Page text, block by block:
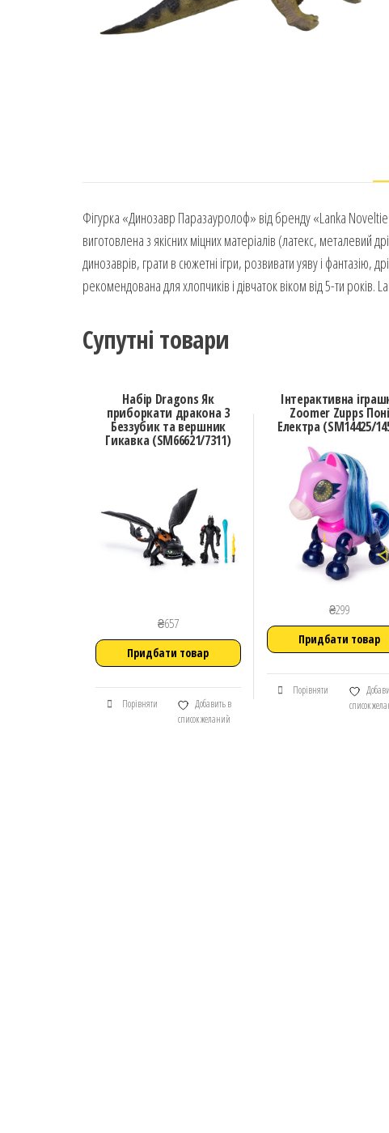
Фігурка «Динозавр Паразауролоф» від бренду «Lanka
виготовлена з якісних міцних матеріалів (латекс,
динозаврів, грати в сюжетні ігри, розвивати уяву і фантазію,
рекомендована для хлопчиків і дівчаток віком від 5-ти років.
Супутні товари
Набір Dragons Як
приборкати дракона 3
Беззубик та вершник
Гикавка (SM66621/7311)
₴657
Придбати товар
Порівняти
Добавить в
список желаний
Інтерактивна
Zoomer Zupps Поні
Електра (SM14425/
₴299
Придбати товар
Порівняти
список